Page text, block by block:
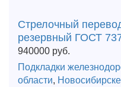
Стрелочный
резервный ГОСТ
940000 руб.
Подкладки
области, Новосибирске